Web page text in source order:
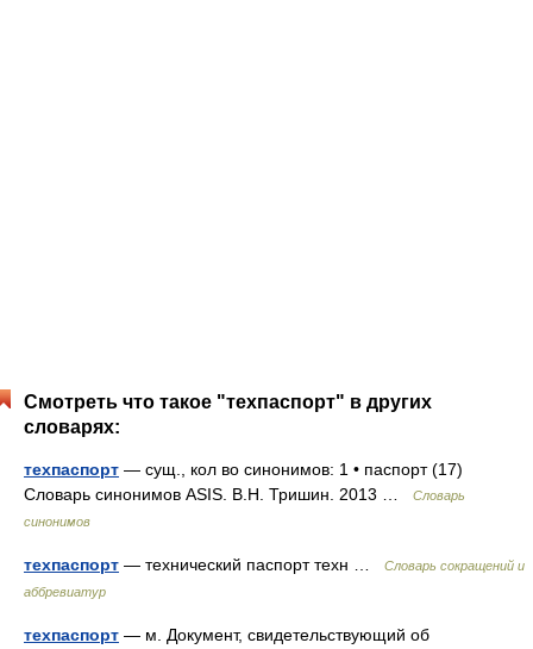
Смотреть что такое "техпаспорт" в других
словарях:
техпаспорт — сущ., кол во синонимов: 1 • паспорт (17)
Словарь синонимов ASIS. В.Н. Тришин. 2013 …
Словарь
синонимов
техпаспорт — технический паспорт техн …
Словарь сокращений и
аббревиатур
техпаспорт — м. Документ, свидетельствующий об